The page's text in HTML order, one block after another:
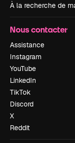
À la recherche de
Nous contacter
Assistance
Instagram
YouTube
LinkedIn
TikTok
Discord
X
Reddit